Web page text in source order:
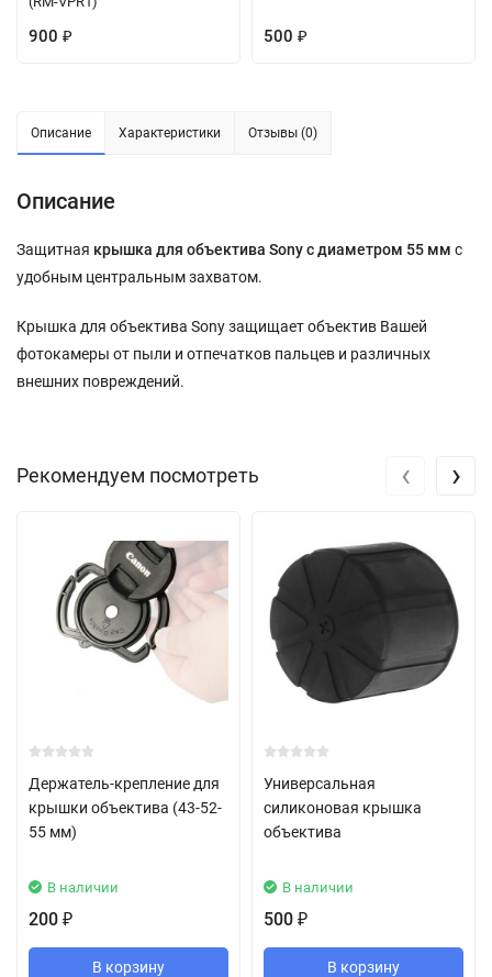
900 ₽ 500 ₽
Описание Характеристики Отзывы (0)
Описание
Защитная крышка для объектива Sony с диаметром 55 мм с
удобным центральным захватом.
Крышка для объектива Sony защищает объектив Вашей
фотокамеры от пыли и отпечатков пальцев и различных
внешних повреждений.
Рекомендуем посмотреть
Держатель-крепление для
крышки объектива (43-52-
55 мм)
В наличии
200 ₽
В корзину
Универсальная
силиконовая крышка
объектива
В наличии
500 ₽
В корзину
‹ ›